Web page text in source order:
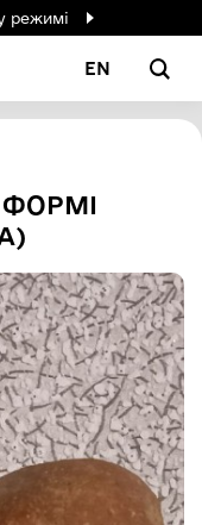
режимі
EN